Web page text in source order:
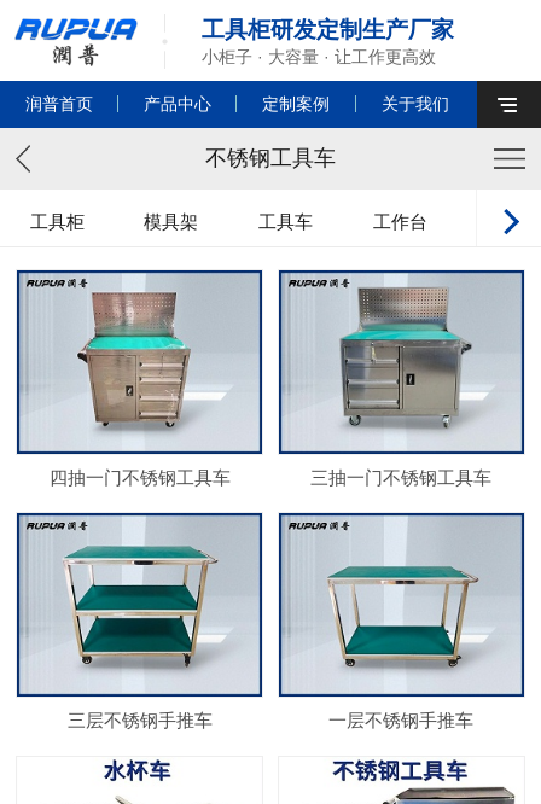
工具柜研发定制生产厂家
小柜子 · 大容量 · 让工作更高效
润普首页 产品中心 定制案例 关于我们
不锈钢工具车
工具柜 模具架 工具车 工作台 刀具车/
四抽一门不锈钢工具车 三抽一门不锈钢工具车
三层不锈钢手推车 一层不锈钢手推车